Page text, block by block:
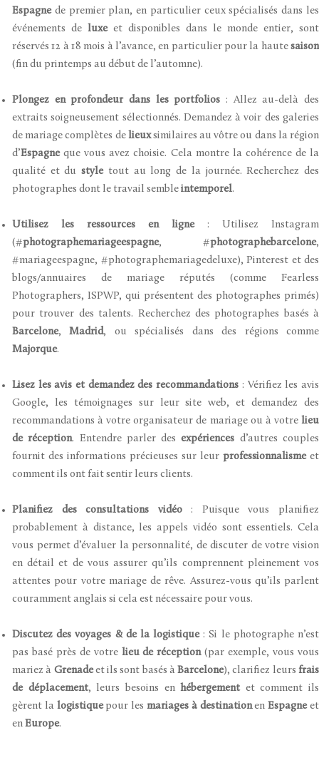
Espagnede premier plan, en particulier ceux spécialisés dans les
événements de luxeet disponibles dans le monde entier, sont
réservés 12 à 18 mois à l’avance, en particulier pour la haute saison
(fin du printemps au début de l’automne).
Plongez en profondeur dans les portfolios : Allez au-delà des
extraits soigneusement sélectionnés. Demandez à voir des galeries
de mariage complètes de lieuxsimilaires au vôtre ou dans la région
d’Espagneque vous avez choisie. Cela montre la cohérence de la
qualité et dustyletout au long de la journée. Recherchez des
photographes dont le travail semble intemporel.
Utilisez les ressources en ligne: Utilisez Instagram
(#photographemariageespagne, #photographebarcelone,
#mariageespagne, #photographemariagedeluxe), Pinterest et des
blogs/annuaires de mariage réputés (comme Fearless
Photographers, ISPWP, qui présentent des photographes primés)
pour trouver des talents. Recherchez des photographes basés à
Barcelone,Madrid, ou spécialisés dans des régions comme
Majorque.
Lisez les avis et demandez des recommandations : Vérifiez les avis
Google, les témoignages sur leur site web, et demandez des
recommandations à votre organisateur de mariage ou à votre lieu
de réception. Entendre parler desexpériences d’autres couples
fournit des informations précieuses sur leur professionnalismeet
comment ils ont fait sentir leurs clients.
Planifiez des consultations vidéo: Puisque vous planifiez
probablement à distance, les appels vidéo sont essentiels. Cela
vous permet d’évaluer la personnalité, de discuter de votre vision
en détail et de vous assurer qu’ils comprennent pleinement vos
attentes pour votre mariage de rêve. Assurez-vous qu’ils parlent
couramment anglais si cela est nécessaire pour vous.
Discutez des voyages & de la logistique: Si le photographe n’est
pas basé près de votre lieu de réception(par exemple, vous vous
mariez à Grenadeet ils sont basés àBarcelone), clarifiez leursfrais
de déplacement, leurs besoins enhébergementet comment ils
gèrent la logistiquepour lesmariages à destinationenEspagneet
en Europe.